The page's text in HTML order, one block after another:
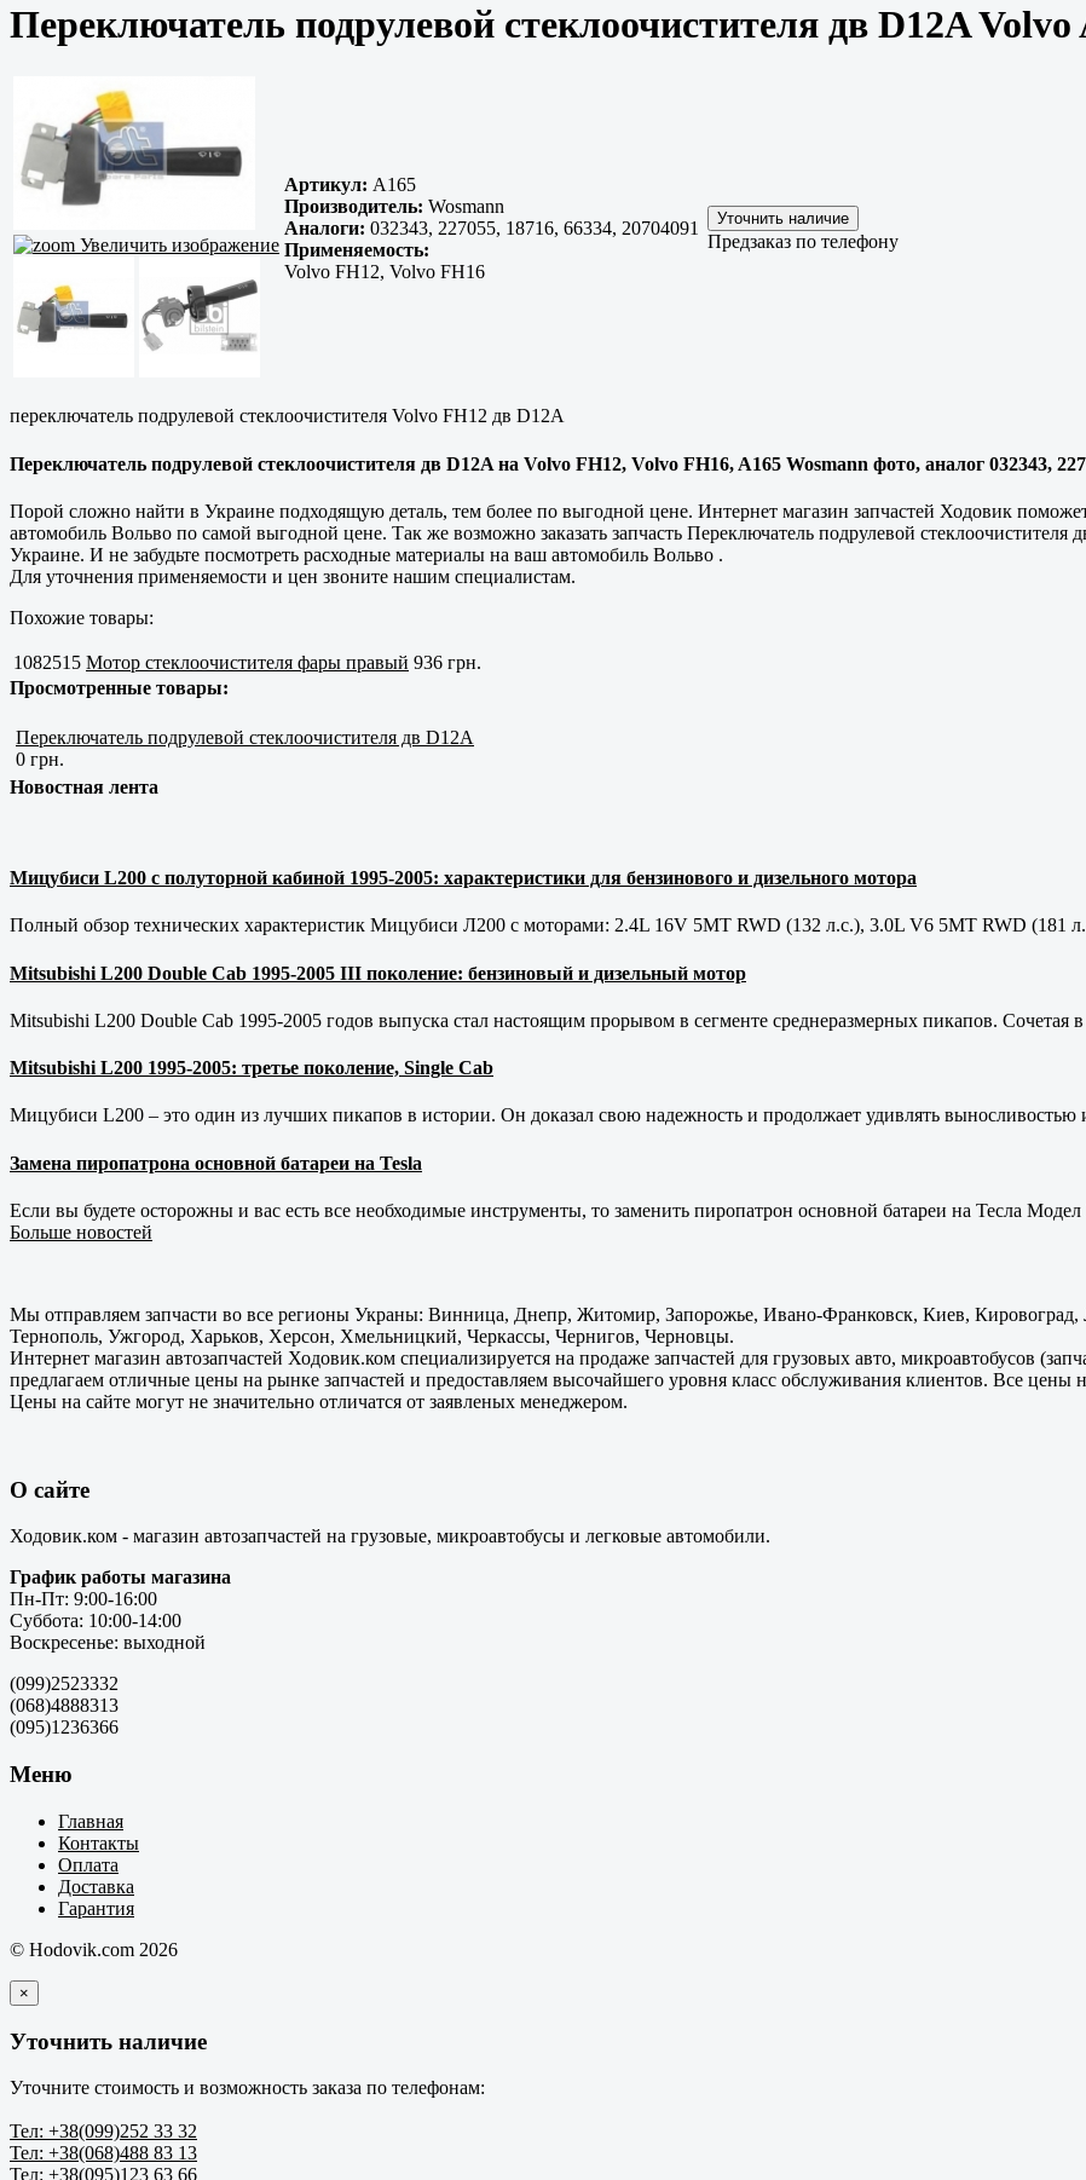
Переключатель подрулевой стеклоочистителя дв D12A Volvo
Увеличить изображение
Артикул: A165
Производитель: Wosmann
Аналоги: 032343, 227055, 18716, 66334, 20704091
Применяемость:
Volvo FH12, Volvo FH16
Предзаказ по телефону
переключатель подрулевой стеклоочистителя Volvo FH12 дв D12A
Переключатель подрулевой стеклоочистителя дв D12A на Volvo FH12, Volvo FH16, A165 Wosmann фото, аналог 032343,
Порой сложно найти в Украине подходящую деталь, тем более по выгодной цене. Интернет магазин запчастей Ходовик
автомобиль Вольво по самой выгодной цене. Так же возможно заказать запчасть Переключатель подрулевой стеклоочистителя
Украине. И не забудьте посмотреть расходные материалы на ваш автомобиль Вольво .
Для уточнения применяемости и цен звоните нашим специалистам.
Похожие товары:
1082515 Мотор стеклоочистителя фары правый 936 грн.
Просмотренные товары:
Переключатель подрулевой стеклоочистителя дв D12A
0 грн.
Новостная лента
Мицубиси L200 с полуторной кабиной 1995-2005: характеристики для бензинового и дизельного мотора
Полный обзор технических характеристик Мицубиси Л200 с моторами: 2.4L 16V 5MT RWD (132 л.с.), 3.0L V6 5MT RWD (181
Mitsubishi L200 Double Cab 1995-2005 III поколение: бензиновый и дизельный мотор
Mitsubishi L200 Double Cab 1995-2005 годов выпуска стал настоящим прорывом в сегменте среднеразмерных пикапов. Сочетая в
Mitsubishi L200 1995-2005: третье поколение, Single Cab
Мицубиси L200 – это один из лучших пикапов в истории. Он доказал свою надежность и продолжает удивлять выносливостью
Замена пиропатрона основной батареи на Tesla
Если вы будете осторожны и вас есть все необходимые инструменты, то заменить пиропатрон основной батареи на Тесла
Больше новостей
Мы отправляем запчасти во все регионы Украны: Винница, Днепр, Житомир, Запорожье, Ивано-Франковск, Киев,
Тернополь, Ужгород, Харьков, Херсон, Хмельницкий, Черкассы, Чернигов, Черновцы.
Интернет магазин автозапчастей Ходовик.ком специализируется на продаже запчастей для грузовых авто, микроавтобусов
предлагаем отличные цены на рынке запчастей и предоставляем высочайшего уровня класс обслуживания клиентов. Все
Цены на сайте могут не значительно отличатся от заявленых менеджером.
О сайте
Ходовик.ком - магазин автозапчастей на грузовые, микроавтобусы и легковые автомобили.
График работы магазина
Пн-Пт: 9:00-16:00
Суббота: 10:00-14:00
Воскресенье: выходной
(099)2523332
(068)4888313
(095)1236366
Меню
Главная
Контакты
Оплата
Доставка
Гарантия
© Hodovik.com 2026
×
Уточнить наличие
Уточните стоимость и возможность заказа по телефонам:
Тел: +38(099)252 33 32
Тел: +38(068)488 83 13
Тел: +38(095)123 63 66